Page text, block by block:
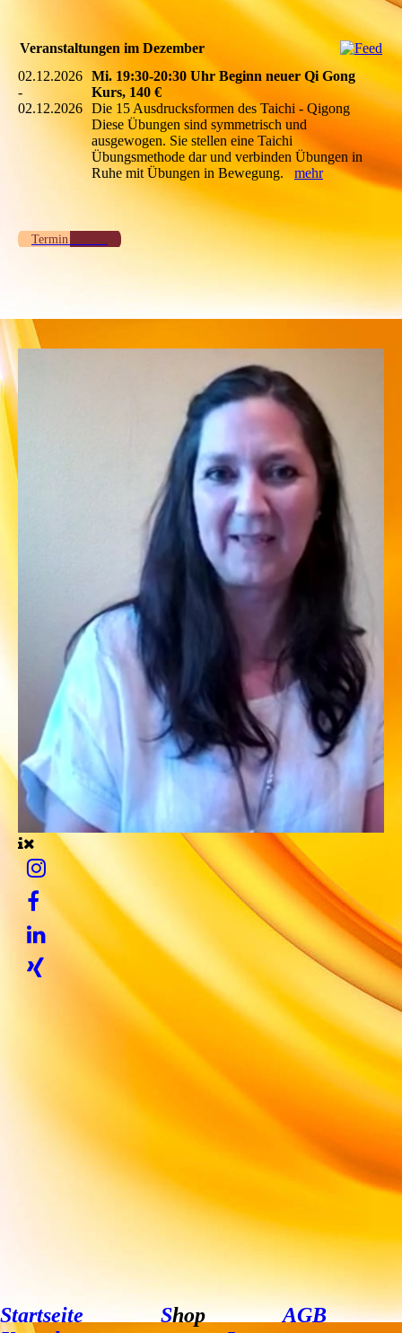
Veranstaltungen im Dezember
02.12.2026
-
02.12.2026
Mi. 19:30-20:30 Uhr Beginn neuer Qi Gong
Kurs, 140 €
Die 15 Ausdrucksformen des Taichi - Qigong
Diese Übungen sind symmetrisch und
ausgewogen. Sie stellen eine Taichi
Übungsmethode dar und verbinden Übungen in
Ruhe mit Übungen in Bewegung. mehr
Termin buchen
Startseite ShopAGB